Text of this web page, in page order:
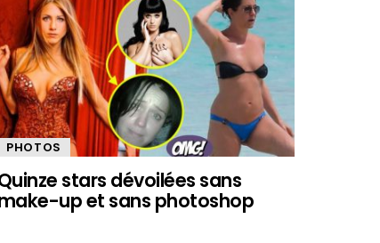
PHOTOS
stars dévoilées sans
up et sans photoshop